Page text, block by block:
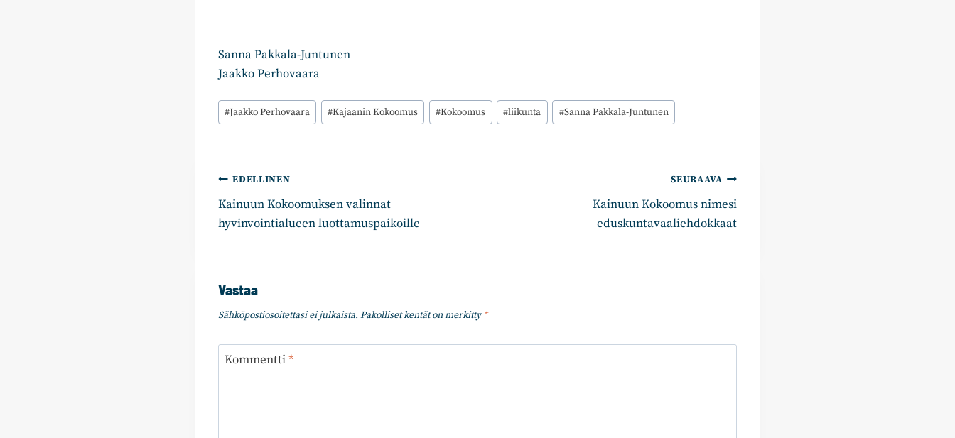
Sanna Pakkala-Juntunen
Jaakko Perhovaara
Avainsanat:
#Jaakko Perhovaara #Kajaanin Kokoomus #Kokoomus #liikunta #Sanna Pakkala-Juntunen
Artikkelien
selaus
EDELLINEN
Kainuun Kokoomuksen valinnat
hyvinvointialueen luottamuspaikoille
SEURAAVA
Kainuun Kokoomus nimesi
eduskuntavaaliehdokkaat
Vastaa
Sähköpostiosoitettasi ei julkaista. Pakolliset kentät on merkitty*
Kommentti*